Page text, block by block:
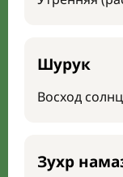
Шурук
Восход
Зухр